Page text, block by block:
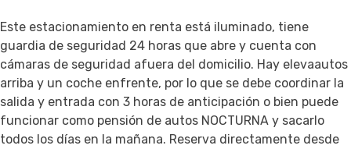
Este estacionamiento en renta está iluminado, tiene
guardia de seguridad 24 horas que abre y cuenta con
cámaras de seguridad afuera del domicilio. Hay elevaautos
arriba y un coche enfrente, por lo que se debe coordinar la
salida y entrada con 3 horas de anticipación o bien puede
funcionar como pensión de autos NOCTURNA y sacarlo
todos los días en la mañana. Reserva directamente desde